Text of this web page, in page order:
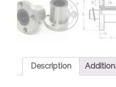
Description